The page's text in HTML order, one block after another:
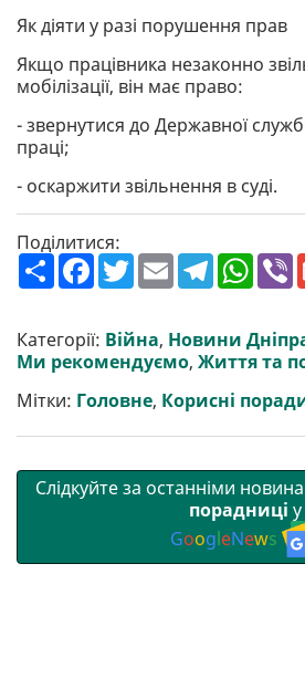
Як діяти у разі порушення прав
Якщо працівника незаконно
мобілізації, він має право:
- звернутися до Державної
праці;
- оскаржити звільнення в суді.
Поділитися:
П
о
ш
р
и
т
F
a
c
b
o
o
T
w
t
e
r
E
m
a
l
T
e
g
r
a
W
h
a
s
A
p
V
b
r
Категорії: Війна, Новини
Ми рекомендуємо, Життя та
Мітки: Головне, Корисні
Слідкуйте за останніми
порадниці у
GoogleNews